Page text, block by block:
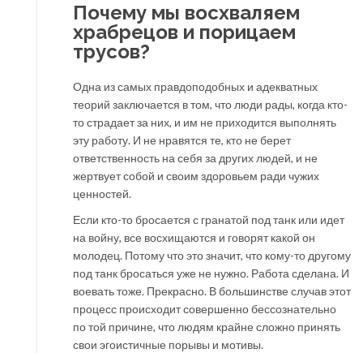
Почему мы восхваляем
храбрецов и порицаем
трусов?
Одна из самых правдоподобных и адекватных
теорий заключается в том, что люди рады, когда кто-
то страдает за них, и им не приходится выполнять
эту работу. И не нравятся те, кто не берет
ответственность на себя за других людей, и не
жертвует собой и своим здоровьем ради чужих
ценностей.
Если кто-то бросается с гранатой под танк или идет
на войну, все восхищаются и говорят какой он
молодец. Потому что это значит, что кому-то другому
под танк бросаться уже не нужно. Работа сделана. И
воевать тоже. Прекрасно. В большинстве случав этот
процесс происходит совершенно бессознательно
по той причине, что людям крайне сложно принять
свои эгоистичные порывы и мотивы.